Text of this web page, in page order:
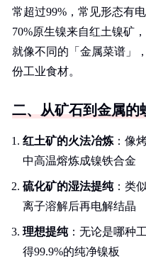
常超过99%，常见形态有
70%原生镍来自红土镍矿
就像不同的「金属菜谱」
份工业食材。
二、从矿石到金属的
红土矿的火法冶炼 ：像
中高温熔炼成镍铁合金
硫化矿的湿法提纯：类
离子溶解后再电解结晶
理想提纯：无论是哪种
得99.9%的纯净镍板